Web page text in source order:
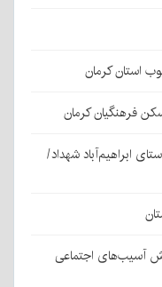
کرمان
کرمان
شهداد/
اجتماعی